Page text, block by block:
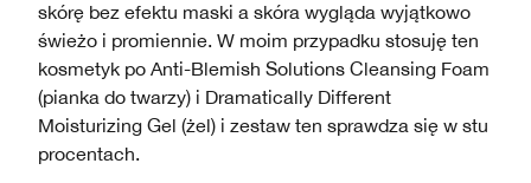
skórę bez efektu maski a skóra wygląda wyjątkowo
świeżo i promiennie. W moim przypadku stosuję ten
kosmetyk po Anti-Blemish Solutions Cleansing Foam
(pianka do twarzy) i Dramatically Different
Moisturizing Gel (żel) i zestaw ten sprawdza się w stu
procentach.